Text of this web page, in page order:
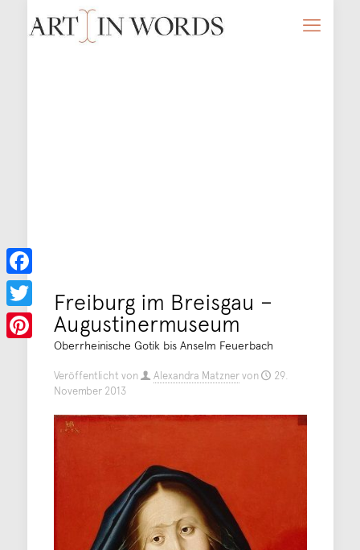
Freiburg im Breisgau –
Augustinermuseum
Oberrheinische Gotik bis Anselm Feuerbach
Veröffentlicht von Alexandra Matznervon
29.
November 2013
Facebook
Twitter